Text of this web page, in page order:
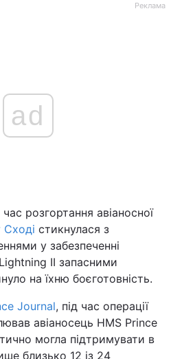
Світ
Наука
Лайт
Інциденти
Реклама
ad
розгортання авіаносної
стикнулася з
у забезпеченні
II запасними
на їхню боєготовність.
Journal, під час операції
авіаносець HMS Prince
могла підтримувати в
близько 12 із 24